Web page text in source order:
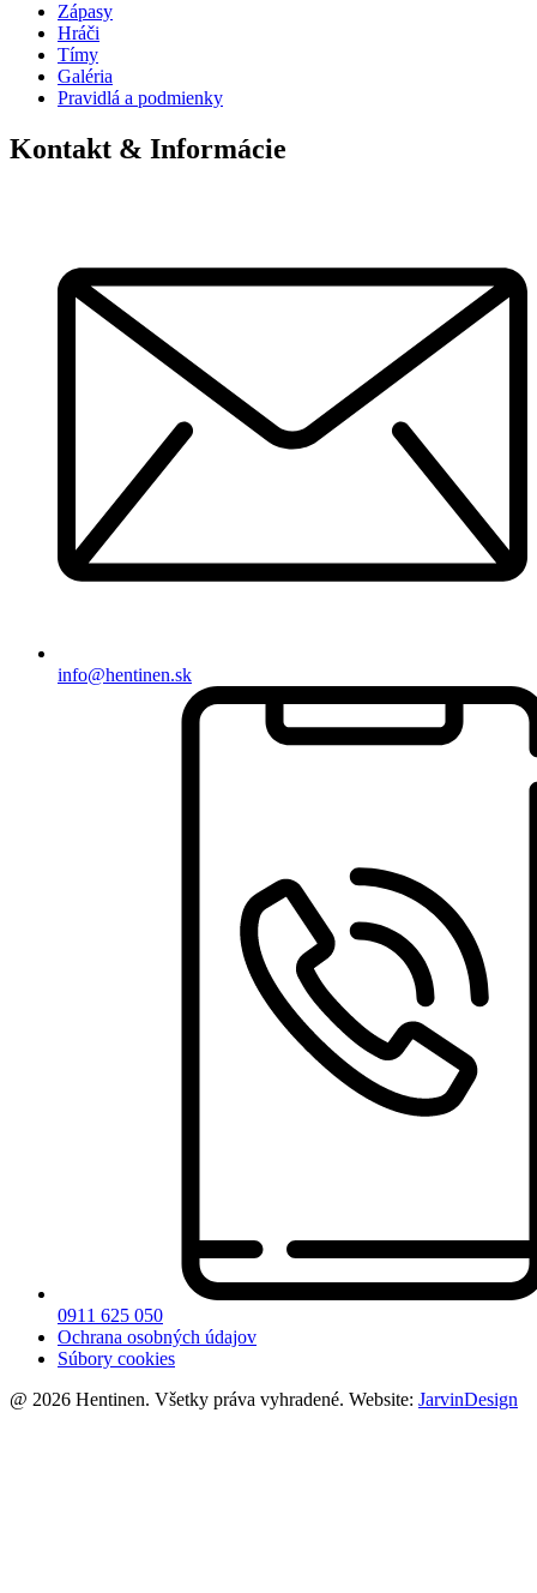
Zápasy
Hráči
Tímy
Galéria
Pravidlá a podmienky
Kontakt & Informácie
info@hentinen.sk
0911 625 050
Ochrana osobných údajov
Súbory cookies
@ 2026 Hentinen. Všetky práva vyhradené. Website: JarvinDesign